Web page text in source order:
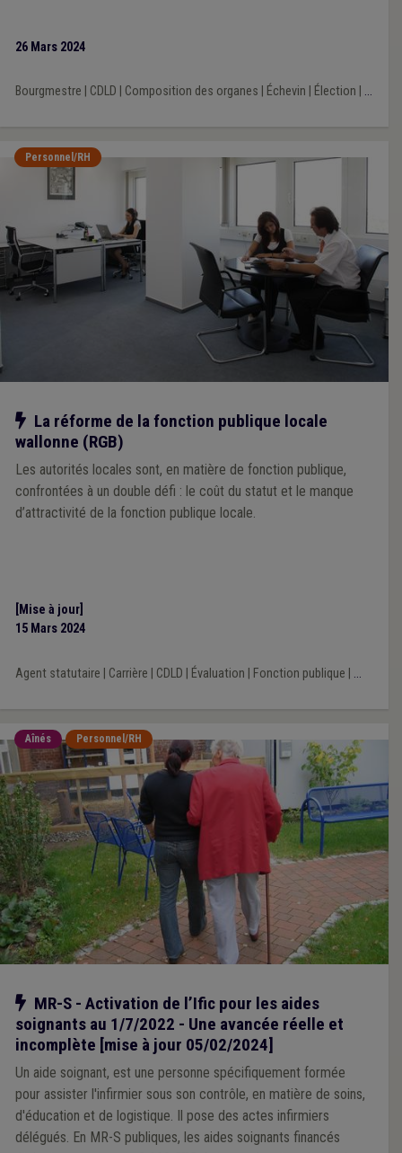
26 Mars 2024
Bourgmestre CDLD Composition des organes Échevin Élection ...
Personnel/RH
Notre action
La réforme de la fonction publique locale
wallonne (RGB)
Les autorités locales sont, en matière de fonction publique,
confrontées à un double défi : le coût du statut et le manque
d’attractivité de la fonction publique locale.
[Mise à jour]
15 Mars 2024
Agent statutaire Carrière CDLD Évaluation Fonction publique ...
Aînés Personnel/RH
Notre action
MR-S - Activation de l’Ific pour les aides
soignants au 1/7/2022 - Une avancée réelle et
incomplète [mise à jour 05/02/2024]
Un aide soignant, est une personne spécifiquement formée
pour assister l'infirmier sous son contrôle, en matière de soins,
d'éducation et de logistique. Il pose des actes infirmiers
délégués. En MR-S publiques, les aides soignants financés